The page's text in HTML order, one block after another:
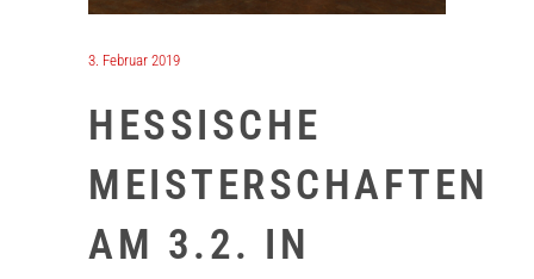
3. Februar 2019
HESSISCHE
MEISTERSCHAFTEN
AM 3.2. IN